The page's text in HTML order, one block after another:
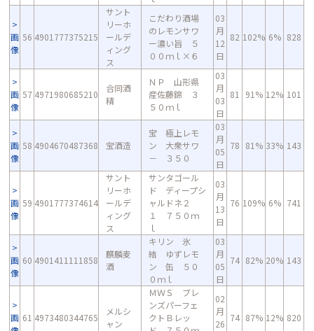
画
像
56 4901777375215
サント
リーホ
ールデ
ィング
ス
こだわり酒場
のレモンサワ
ー濃い旨 ５
００ｍｌ×６
03
月
12
日
82 102% 6% 828
画
像
57 4971980685210
合同酒
精
ＮＰ 山形県
産佐藤錦 ３
５０ｍｌ
03
月
03
日
81 91% 12% 101
画
像
58 4904670487368 宝酒造
宝 極上レモ
ン 大衆サワ
－ ３５０
03
月
05
日
78 81% 33% 143
画
像
59 4901777374614
サント
リーホ
ールデ
ィング
ス
サンタゴール
ド ディープシ
ャルドネ２
１ ７５０ｍ
ｌ
03
月
13
日
76 109% 6% 741
画
像
60 4901411111858
麒麟麦
酒
キリン 氷
結 ゆずレモ
ン 缶 ５０
０ｍｌ
03
月
05
日
74 82% 20% 143
画 61 4973480344765
メルシ
ャン
ＭＷＳ ブレ
ンズパーフェ
クトＢレッ
02
月
26
74 87% 12% 820